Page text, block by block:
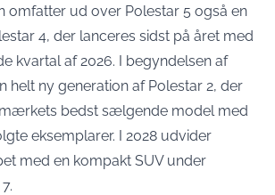
omfatter ud over Polestar 5 også en
4, der lanceres sidst på året med
kvartal af 2026. I begyndelsen af
helt ny generation af Polestar 2, der
bedst sælgende model med
eksemplarer. I 2028 udvider
med en kompakt SUV under